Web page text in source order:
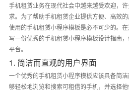
手机租赁业务在现代社会中越来越受欢迎，
求。为了帮助手机租赁企业提供方便、高效
使用的手机租赁小程序模板是必不可少的。
写一份优秀的手机租赁小程序模板设计指南
平台。
1. 简洁而直观的用户界面
一个优秀的手机租赁小程序模板应该具备简
够轻松地浏览和搜索可租借的手机，并选择他